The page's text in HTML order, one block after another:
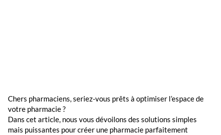
Chers pharmaciens, seriez-vous prêts à optimiser l’espace de
votre pharmacie ?
Dans cet article, nous vous dévoilons des solutions simples
mais puissantes pour créer une pharmacie parfaitement